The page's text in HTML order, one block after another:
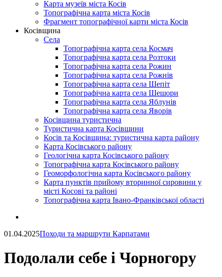
Карта музеїв міста Косів
Топографічна карта міста Косів
Фрагмент топографічної карти міста Косів
Косівщина
Села
Топографічна карта села Космач
Топографічна карта села Розтоки
Топографічна карта села Рожин
Топографічна карта села Рожнів
Топографічна карта села Шепіт
Топографічна карта села Шешори
Топографічна карта села Яблунів
Топографічна карта села Яворів
Косівщина туристична
Туристична карта Косівщини
Косів та Косівщина: туристична карта району
Карта Косівського району
Геологічна карта Косівського району
Топографічна карта Косівського району
Геоморфологічна карта Косівського району
Карта пунктів прийому вторинної сировини у
місті Косові та районі
Топографічна карта Івано-Франківської області
01.04.2025Походи та маршрути Карпатами
Подолали себе і Чорногору